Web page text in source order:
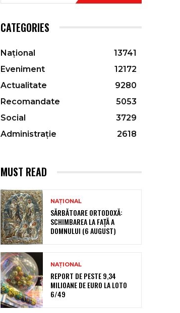
CATEGORIES
Național
13741
Eveniment
12172
Actualitate
9280
Recomandate
5053
Social
3729
Administrație
2618
MUST READ
NAȚIONAL
SĂRBĂTOARE ORTODOXĂ:
SCHIMBAREA LA FAȚĂ A
DOMNULUI (6 AUGUST)
NAȚIONAL
REPORT DE PESTE 9,34
MILIOANE DE EURO LA LOTO
6/49